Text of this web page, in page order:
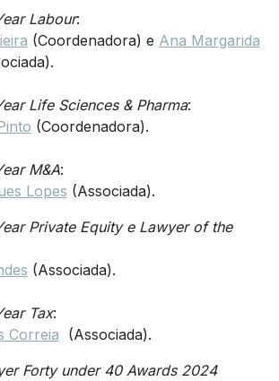
Labour:
(Coordenadora) e Ana Margarida
Life Sciences & Pharma:
(Coordenadora).
M&A:
Lopes (Associada).
Private Equity e Lawyer of the
(Associada).
Tax:
Correia (Associada).
Forty under 40 Awards 2024